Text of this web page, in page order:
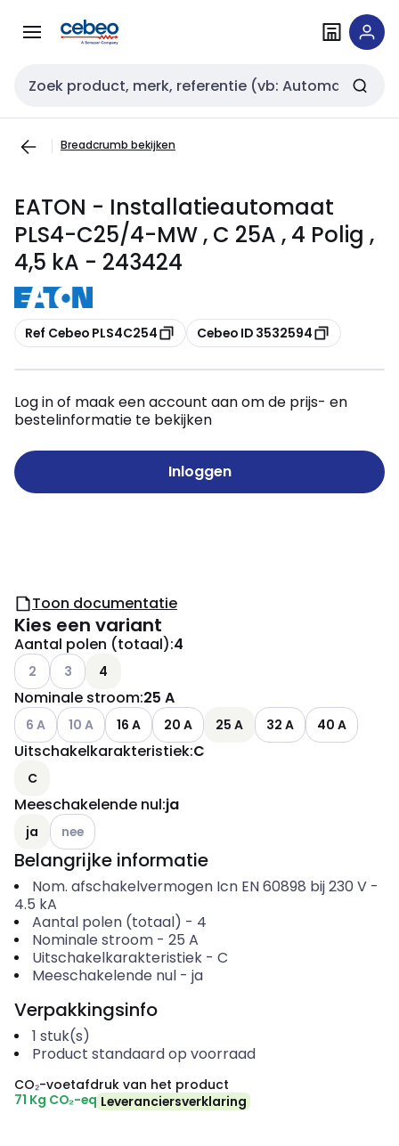
naar
naar
Zoekveld invoer
Breadcrumb bekijken
EATON - Installatieautomaat
PLS4-C25/4-MW , C 25A , 4 Polig ,
4,5 kA - 243424
Kopiëren
Ref Cebeo PLS4C254 Kopiëren
Cebeo ID 3532594
Log in of maak een account aan om de prijs- en
bestelinformatie te bekijken
Inloggen
Toon documentatie
Kies een variant
Aantal polen (totaal):4
Andere varianten (Huidige combinatie niet mogelijk)
2 Andere varianten (Huidige combinatie niet mogelijk)
3 4
Nominale stroom:25 A
Andere varianten (Huidige combinatie niet mogelijk)
6 A Andere varianten (Huidige combinatie niet mogelijk)
10 A 16 A 20 A 25 A 32 A 40 A
Uitschakelkarakteristiek:C
C
Meeschakelende nul:ja
ja Andere varianten (Huidige combinatie niet mogelijk)
nee
Belangrijke informatie
Nom. afschakelvermogen Icn EN 60898 bij 230 V-
4.5 kA
Aantal polen (totaal) - 4
Nominale stroom- 25 A
Uitschakelkarakteristiek- C
Meeschakelende nul- ja
Verpakkingsinfo
1 stuk(s)
Product standaard op voorraad
CO₂-voetafdruk van het product
71 Kg CO₂-eq Leveranciersverklaring